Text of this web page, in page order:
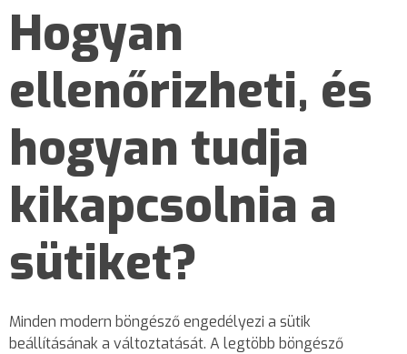
Hogyan
ellenőrizheti, és
hogyan tudja
kikapcsolnia a
sütiket?
Minden modern böngésző engedélyezi a sütik
beállításának a változtatását. A legtöbb böngésző